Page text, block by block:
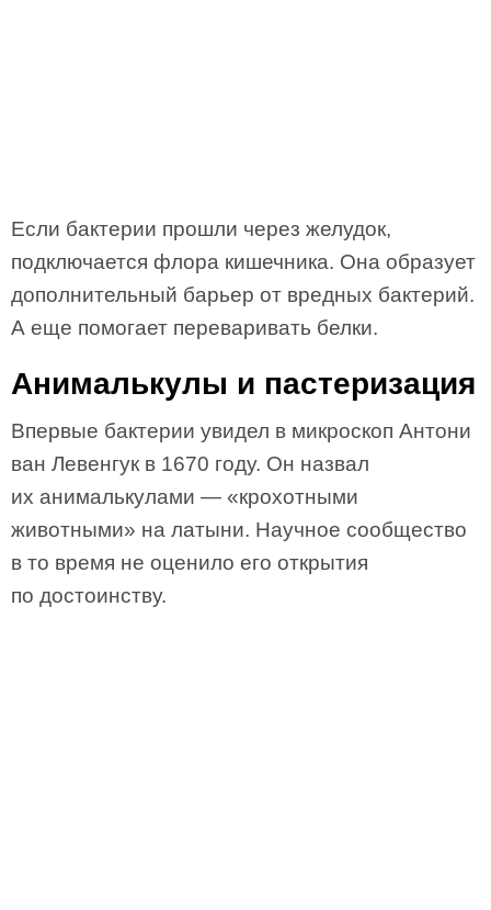
Если бактерии прошли через желудок,
подключается флора кишечника. Она образует
дополнительный барьер от вредных бактерий.
А еще помогает переваривать белки.
Анималькулы и пастеризация
Впервые бактерии увидел в микроскоп Антони
ван Левенгук в 1670 году. Он назвал
их анималькулами — «крохотными
животными» на латыни. Научное сообщество
в то время не оценило его открытия
по достоинству.